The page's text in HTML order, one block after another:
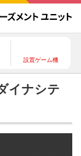
設置ゲーム機
イナシテ